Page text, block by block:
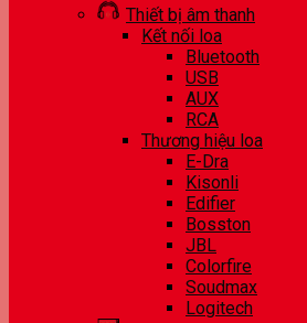
Thiết bị âm thanh
Kết nối loa
Bluetooth
USB
AUX
RCA
Thương hiệu loa
E-Dra
Kisonli
Edifier
Bosston
JBL
Colorfire
Soudmax
Logitech